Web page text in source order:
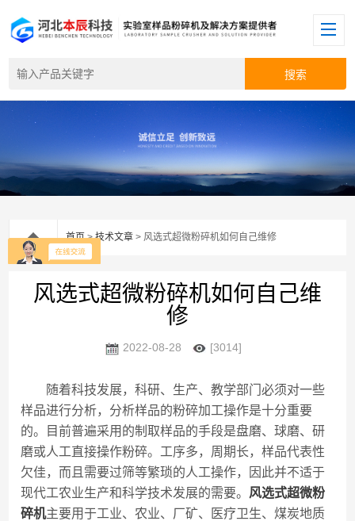
首页>技术文章 > 风选式超微粉碎机如何自己维修
风选式超微粉碎机如何自己维
修
2022-08-28 [3014]
随着科技发展，科研、生产、教学部门必须对一些
样品进行分析，分析样品的粉碎加工操作是十分重要
的。目前普遍采用的制取样品的手段是盘磨、球磨、研
磨或人工直接操作粉碎。工序多，周期长，样品代表性
欠佳，而且需要过筛等繁琐的人工操作，因此并不适于
现代工农业生产和科学技术发展的需要。 风选式超微粉
碎机主要用于工业、农业、厂矿、医疗卫生、煤炭地质